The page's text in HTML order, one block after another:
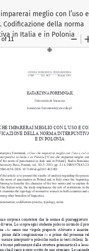
artykułu
meglio con l’uso e
Codificazione della norma
in Italia e in Polonia